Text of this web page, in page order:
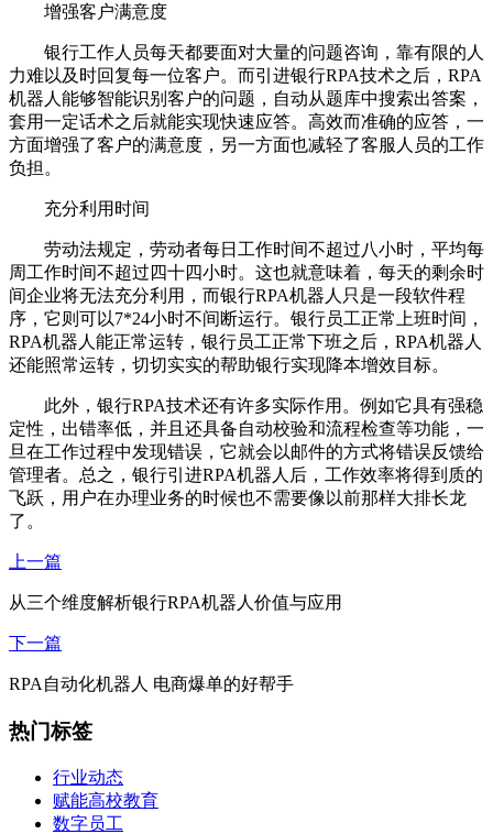
增强客户满意度
银行工作人员每天都要面对大量的问题咨询，靠有限的人
力难以及时回复每一位客户。而引进银行RPA技术之后，RPA
机器人能够智能识别客户的问题，自动从题库中搜索出答案，
套用一定话术之后就能实现快速应答。高效而准确的应答，一
方面增强了客户的满意度，另一方面也减轻了客服人员的工作
负担。
充分利用时间
劳动法规定，劳动者每日工作时间不超过八小时，平均每
周工作时间不超过四十四小时。这也就意味着，每天的剩余时
间企业将无法充分利用，而银行RPA机器人只是一段软件程
序，它则可以7*24小时不间断运行。银行员工正常上班时间，
RPA机器人能正常运转，银行员工正常下班之后，RPA机器人
还能照常运转，切切实实的帮助银行实现降本增效目标。
此外，银行RPA技术还有许多实际作用。例如它具有强稳
定性，出错率低，并且还具备自动校验和流程检查等功能，一
旦在工作过程中发现错误，它就会以邮件的方式将错误反馈给
管理者。总之，银行引进RPA机器人后，工作效率将得到质的
飞跃，用户在办理业务的时候也不需要像以前那样大排长龙
了。
上一篇
从三个维度解析银行RPA机器人价值与应用
下一篇
RPA自动化机器人 电商爆单的好帮手
热门标签
行业动态
赋能高校教育
数字员工